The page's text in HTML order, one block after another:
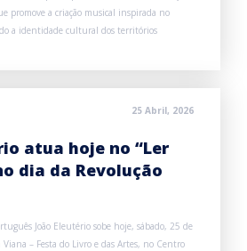
promove a criação musical inspirada no
a identidade cultural dos territórios
25 Abril, 2026
atua hoje no “Ler
dia da Revolução
João Eleutério sobe hoje, sábado, 25 de
– Festa do Livro e das Artes, no Centro